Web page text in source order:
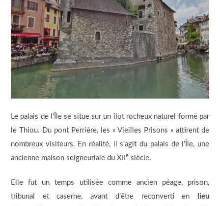
Le palais de l’Île se situe sur un îlot rocheux naturel formé par
le Thiou. Du pont Perrière, les « Vieilles Prisons » attirent de
nombreux visiteurs. En réalité, il s’agit du palais de l’Île, une
ancienne maison seigneuriale du XII
esiècle.
Elle fut un temps utilisée comme ancien péage, prison,
tribunal et caserne, avant d’être reconverti en
lieu